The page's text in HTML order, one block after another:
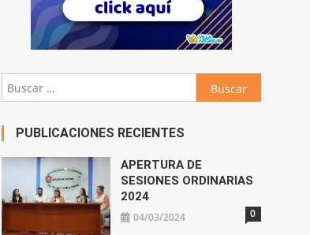
Buscar:
PUBLICACIONES RECIENTES
APERTURA DE
SESIONES ORDINARIAS
2024
04/03/2024 0